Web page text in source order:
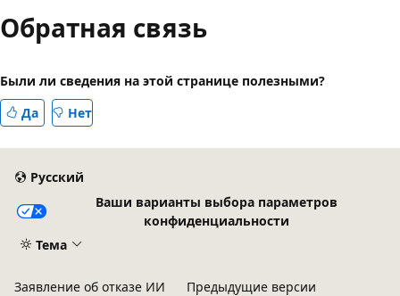
Обратная связь
Были ли сведения на этой странице полезными?
Да
Нет
Русский
Ваши варианты выбора параметров
конфиденциальности
Тема
Заявление об отказе ИИ
Предыдущие версии